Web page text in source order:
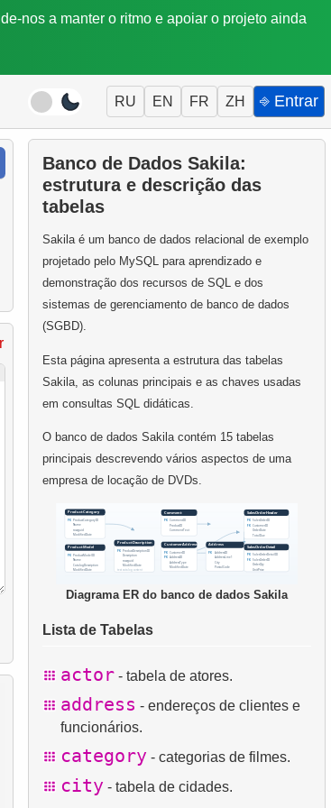
nos a manter o ritmo e apoiar o projeto ainda
RU EN FR ZH ⎆ Entrar
Banco de Dados Sakila:
estrutura e descrição das
tabelas
Sakila é um banco de dados relacional de exemplo
projetado pelo MySQL para aprendizado e
demonstração dos recursos de SQL e dos
sistemas de gerenciamento de banco de dados
(SGBD).
Esta página apresenta a estrutura das tabelas
Sakila, as colunas principais e as chaves usadas
em consultas SQL didáticas.
O banco de dados Sakila contém 15 tabelas
principais descrevendo vários aspectos de uma
empresa de locação de DVDs.
Diagrama ER do banco de dados Sakila
Lista de Tabelas
actor - tabela de atores.
address - endereços de clientes e
funcionários.
category - categorias de filmes.
city - tabela de cidades.